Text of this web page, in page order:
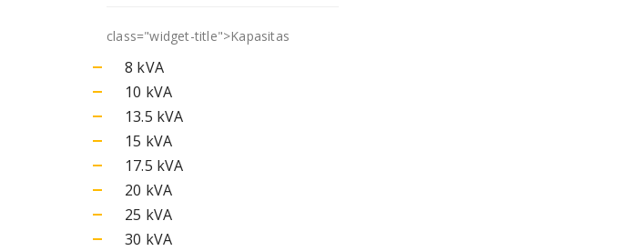
class="widget-title">Kapasitas
8 kVA
10 kVA
13.5 kVA
15 kVA
17.5 kVA
20 kVA
25 kVA
30 kVA